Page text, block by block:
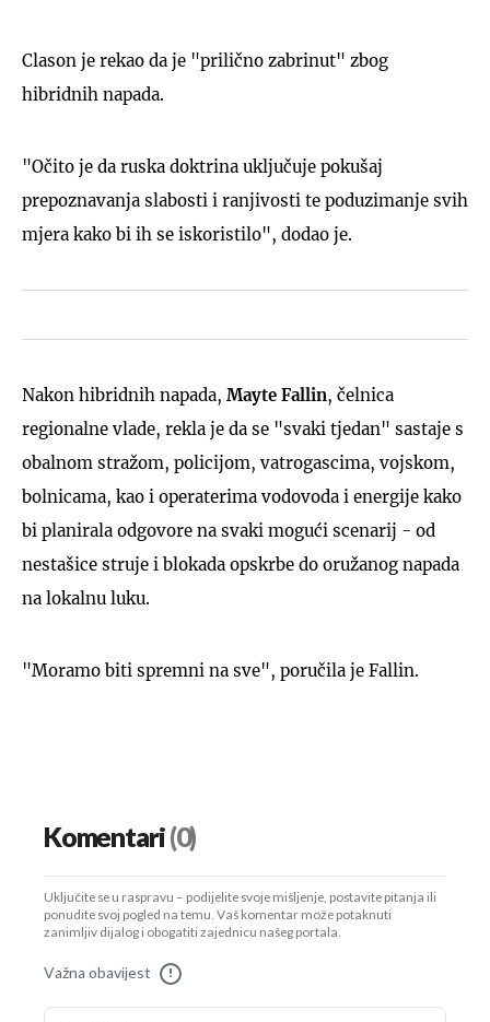
Clason je rekao da je "prilično zabrinut" zbog
hibridnih napada.
"Očito je da ruska doktrina uključuje pokušaj
prepoznavanja slabosti i ranjivosti te poduzimanje svih
mjera kako bi ih se iskoristilo", dodao je.
Nakon hibridnih napada, Mayte Fallin, čelnica
regionalne vlade, rekla je da se "svaki tjedan" sastaje s
obalnom stražom, policijom, vatrogascima, vojskom,
bolnicama, kao i operaterima vodovoda i energije kako
bi planirala odgovore na svaki mogući scenarij - od
nestašice struje i blokada opskrbe do oružanog napada
na lokalnu luku.
"Moramo biti spremni na sve", poručila je Fallin.
Komentari(0)
Uključite se u raspravu – podijelite svoje mišljenje, postavite pitanja ili
ponudite svoj pogled na temu. Vaš komentar može potaknuti
zanimljiv dijalog i obogatiti zajednicu našeg portala.
Važna obavijest !